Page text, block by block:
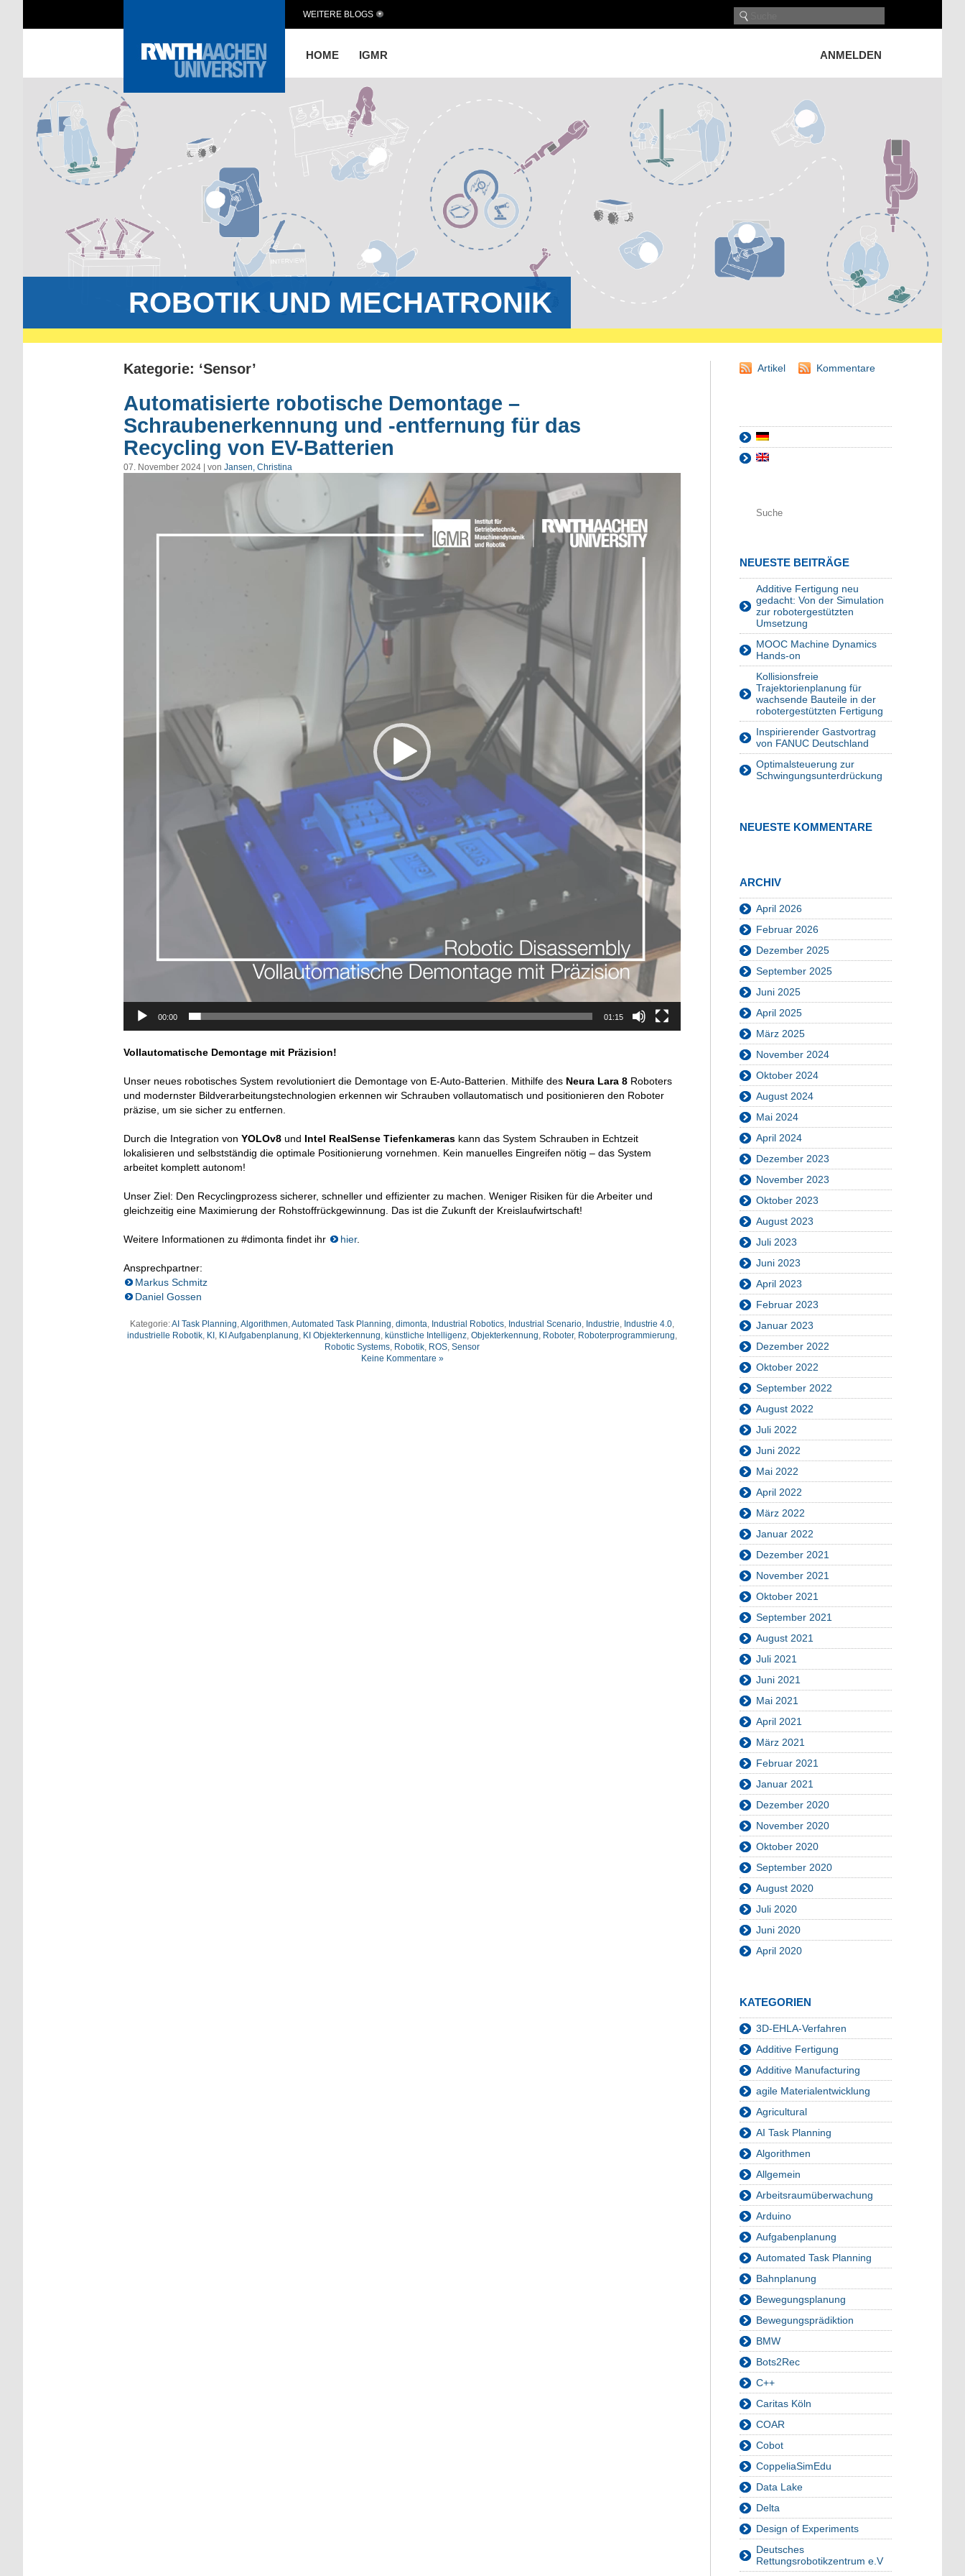
HOME IGMR ANMELDEN
WEITERE BLOGS
ROBOTIK UND MECHATRONIK
Kategorie: ‘Sensor’
Automatisierte robotische Demontage –
Schraubenerkennung und -entfernung für das
Recycling von EV-Batterien
07. November 2024 | von Jansen, Christina
00:00 01:15
Vollautomatische Demontage mit Präzision!
Unser neues robotisches System revolutioniert die Demontage von E-Auto-Batterien. Mithilfe des Neura Lara 8 Roboters
und modernster Bildverarbeitungstechnologien erkennen wir Schrauben vollautomatisch und positionieren den Roboter
präzise, um sie sicher zu entfernen.
Durch die Integration von YOLOv8 und Intel RealSense Tiefenkameras kann das System Schrauben in Echtzeit
lokalisieren und selbstständig die optimale Positionierung vornehmen. Kein manuelles Eingreifen nötig – das System
arbeitet komplett autonom!
Unser Ziel: Den Recyclingprozess sicherer, schneller und effizienter zu machen. Weniger Risiken für die Arbeiter und
gleichzeitig eine Maximierung der Rohstoffrückgewinnung. Das ist die Zukunft der Kreislaufwirtschaft!
Weitere Informationen zu #dimonta findet ihr hier.
Ansprechpartner:
Markus Schmitz
Daniel Gossen
Kategorie:AI Task Planning Algorithmen Automated Task Planning dimonta Industrial Robotics Industrial Scenario Industrie Industrie 4.0
industrielle Robotik KI KI Aufgabenplanung KI Objekterkennung künstliche Intelligenz Objekterkennung Roboter, Roboterprogrammierung
Robotic Systems Robotik ROS Sensor
Keine Kommentare »
Artikel Kommentare
NEUESTE BEITRÄGE
Additive Fertigung neu
gedacht: Von der Simulation
zur robotergestützten
Umsetzung
MOOC Machine Dynamics
Hands-on
Kollisionsfreie
Trajektorienplanung für
wachsende Bauteile in der
robotergestützten Fertigung
Inspirierender Gastvortrag
von FANUC Deutschland
Optimalsteuerung zur
Schwingungsunterdrückung
NEUESTE KOMMENTARE
ARCHIV
April 2026
Februar 2026
Dezember 2025
September 2025
Juni 2025
April 2025
März 2025
November 2024
Oktober 2024
August 2024
Mai 2024
April 2024
Dezember 2023
November 2023
Oktober 2023
August 2023
Juli 2023
Juni 2023
April 2023
Februar 2023
Januar 2023
Dezember 2022
Oktober 2022
September 2022
August 2022
Juli 2022
Juni 2022
Mai 2022
April 2022
März 2022
Januar 2022
Dezember 2021
November 2021
Oktober 2021
September 2021
August 2021
Juli 2021
Juni 2021
Mai 2021
April 2021
März 2021
Februar 2021
Januar 2021
Dezember 2020
November 2020
Oktober 2020
September 2020
August 2020
Juli 2020
Juni 2020
April 2020
KATEGORIEN
3D-EHLA-Verfahren
Additive Fertigung
Additive Manufacturing
agile Materialentwicklung
Agricultural
AI Task Planning
Algorithmen
Allgemein
Arbeitsraumüberwachung
Arduino
Aufgabenplanung
Automated Task Planning
Bahnplanung
Bewegungsplanung
Bewegungsprädiktion
BMW
Bots2Rec
C++
Caritas Köln
COAR
Cobot
CoppeliaSimEdu
Data Lake
Delta
Design of Experiments
Deutsches
Rettungsrobotikzentrum e.V